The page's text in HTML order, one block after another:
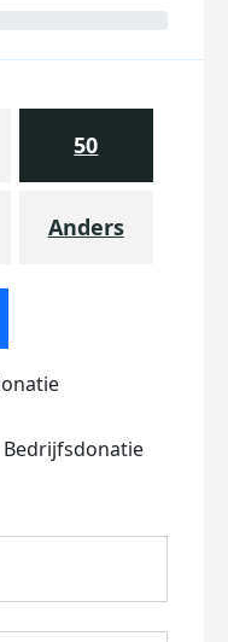
50
Anders
Bedrijfsdonatie